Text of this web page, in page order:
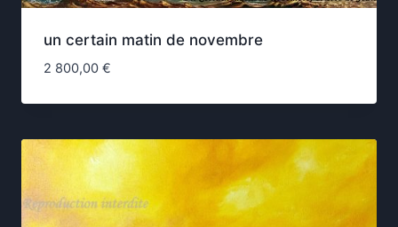
un certain matin de novembre
2 800,00 €